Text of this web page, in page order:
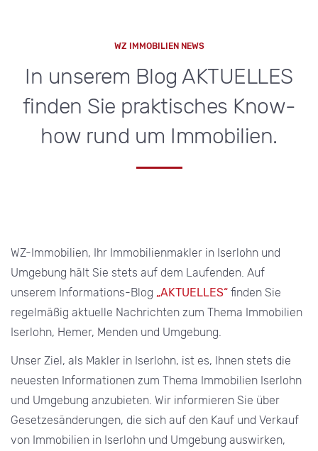
WZ IMMOBILIEN NEWS
In unserem Blog AKTUELLES
finden Sie praktisches Know-
how rund um Immobilien.
WZ-Immobilien, Ihr Immobilienmakler in Iserlohn und
Umgebung hält Sie stets auf dem Laufenden. Auf
unserem Informations-Blog „AKTUELLES“ finden Sie
regelmäßig aktuelle Nachrichten zum Thema Immobilien
Iserlohn, Hemer, Menden und Umgebung.
Unser Ziel, als Makler in Iserlohn, ist es, Ihnen stets die
neuesten Informationen zum Thema Immobilien Iserlohn
und Umgebung anzubieten. Wir informieren Sie über
Gesetzesänderungen, die sich auf den Kauf und Verkauf
von Immobilien in Iserlohn und Umgebung auswirken,